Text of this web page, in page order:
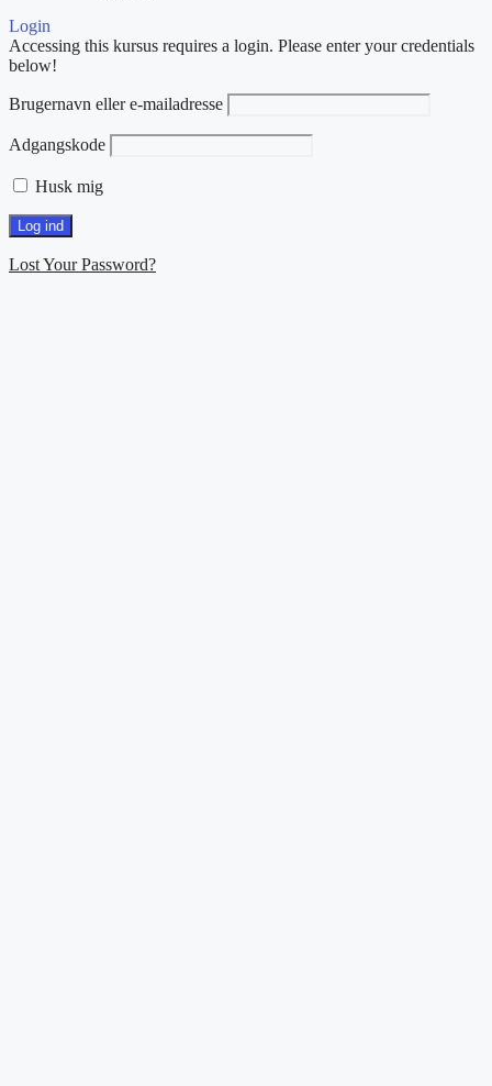
Login
Accessing this kursus requires a login. Please enter your credentials
below!
Brugernavn eller e-mailadresse
Adgangskode
Husk mig
Lost Your Password?